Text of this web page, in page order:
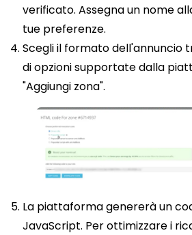
verificato. Assegna un nome
tue preferenze.
Scegli il formato dell'annuncio
di opzioni supportate dalla
"Aggiungi zona".
La piattaforma genererà un
JavaScript. Per ottimizzare i